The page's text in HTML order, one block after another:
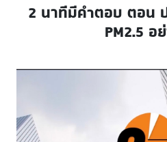
2 นาทีมีคำตอบ ตอน
PM2.5 อ